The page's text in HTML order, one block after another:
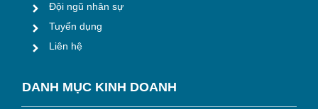
Đội ngũ nhân sự
Tuyển dụng
Liên hệ
DANH MỤC KINH DOANH